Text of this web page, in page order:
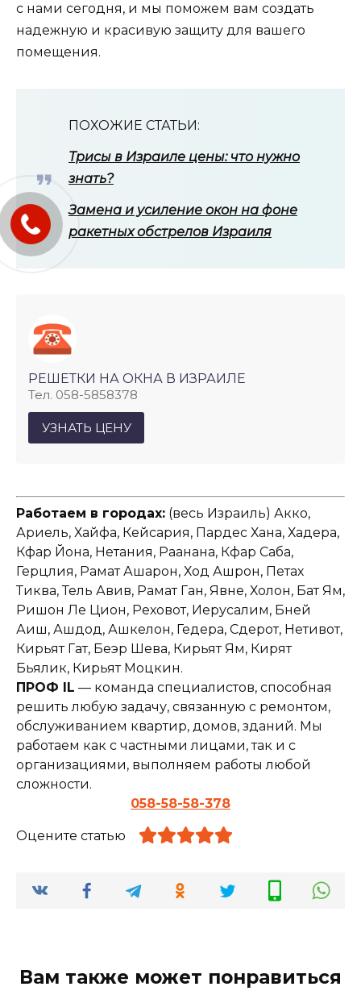
с нами сегодня, и мы поможем вам создать
надежную и красивую защиту для вашего
помещения.
ПОХОЖИЕ СТАТЬИ:
Трисы в Израиле цены: что нужно
знать?
Замена и усиление окон на фоне
ракетных обстрелов Израиля
РЕШЕТКИ НА ОКНА В ИЗРАИЛЕ
Тел. 058-5858378
УЗНАТЬ ЦЕНУ
Работаем в городах: (весь Израиль) Акко,
Ариель, Хайфа, Кейсария, Пардес Хана, Хадера,
Кфар Йона, Нетания, Раанана, Кфар Саба,
Герцлия, Рамат Ашарон, Ход Ашрон, Петах
Тиква, Тель Авив, Рамат Ган, Явне, Холон, Бат Ям,
Ришон Ле Цион, Реховот, Иерусалим, Бней
Аиш, Ашдод, Ашкелон, Гедера, Сдерот, Нетивот,
Кирьят Гат, Беэр Шева, Кирьят Ям, Кирят
Бьялик, Кирьят Моцкин.
ПРОФ IL — команда специалистов, способная
решить любую задачу, связанную с ремонтом,
обслуживанием квартир, домов, зданий. Мы
работаем как с частными лицами, так и с
организациями, выполняем работы любой
сложности.
058-58-58-378
Оцените статью
Вам также может понравиться